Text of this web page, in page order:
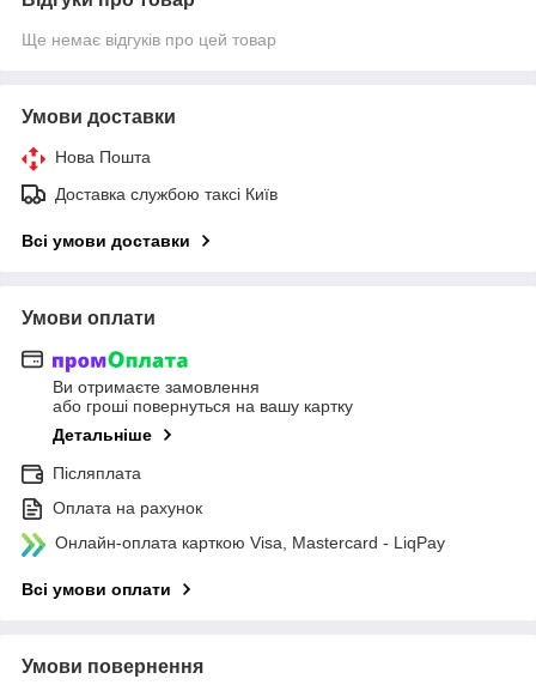
Ще немає відгуків про цей товар
Умови доставки
Нова Пошта
Доставка службою таксі Київ
Всі умови доставки
Умови оплати
Ви отримаєте замовлення
або гроші повернуться на вашу картку
Детальніше
Післяплата
Оплата на рахунок
Онлайн-оплата карткою Visa, Mastercard - LiqPay
Всі умови оплати
Умови повернення